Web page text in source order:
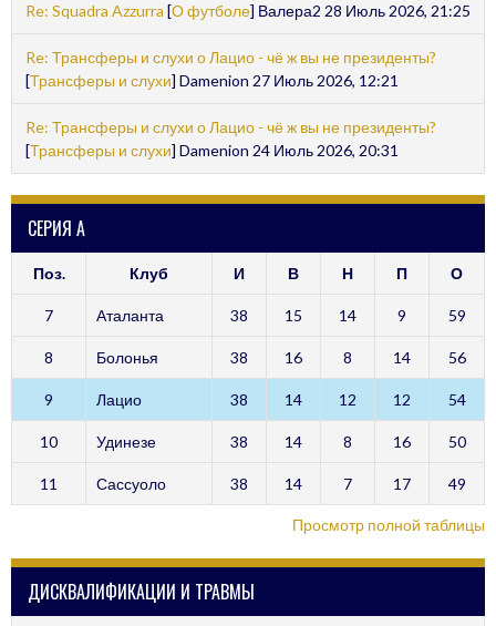
Re: Squadra Azzurra [О футболе] Валера2 28 Июль 2026, 21:25
Re: Трансферы и слухи о Лацио - чё ж вы не президенты?
[Трансферы и слухи] Damenion 27 Июль 2026, 12:21
Re: Трансферы и слухи о Лацио - чё ж вы не президенты?
[Трансферы и слухи] Damenion 24 Июль 2026, 20:31
СЕРИЯ А
Поз. Клуб И В Н П О
7 Аталанта 38 15 14 9 59
8 Болонья 38 16 8 14 56
9 Лацио 38 14 12 12 54
10 Удинезе 38 14 8 16 50
11 Сассуоло 38 14 7 17 49
Просмотр полной таблицы
ДИСКВАЛИФИКАЦИИ И ТРАВМЫ